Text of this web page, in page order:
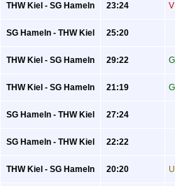
THW Kiel - SG Hameln 23:24 V
SG Hameln - THW Kiel 25:20
THW Kiel - SG Hameln 29:22 G
THW Kiel - SG Hameln 21:19 G
SG Hameln - THW Kiel 27:24
SG Hameln - THW Kiel 22:22
THW Kiel - SG Hameln 20:20 U